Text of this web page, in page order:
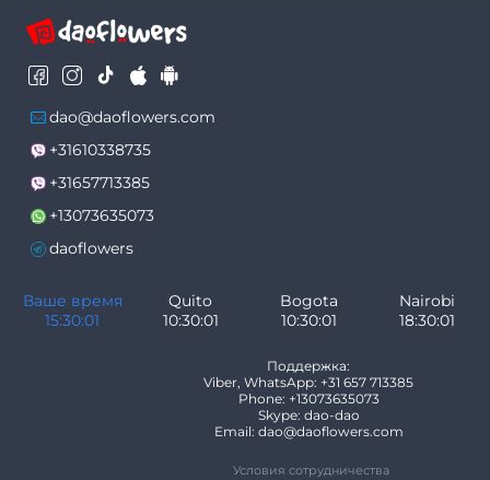
dao@daoflowers.com
+31610338735
+31657713385
+13073635073
daoflowers
Ваше время
15:30:01
Quito
10:30:01
Bogota
10:30:01
Nairobi
18:30:01
Поддержка:
Viber, WhatsApp: +31 657 713385
Phone: +13073635073
Skype: dao-dao
Email: dao@daoflowers.com
Условия сотрудничества